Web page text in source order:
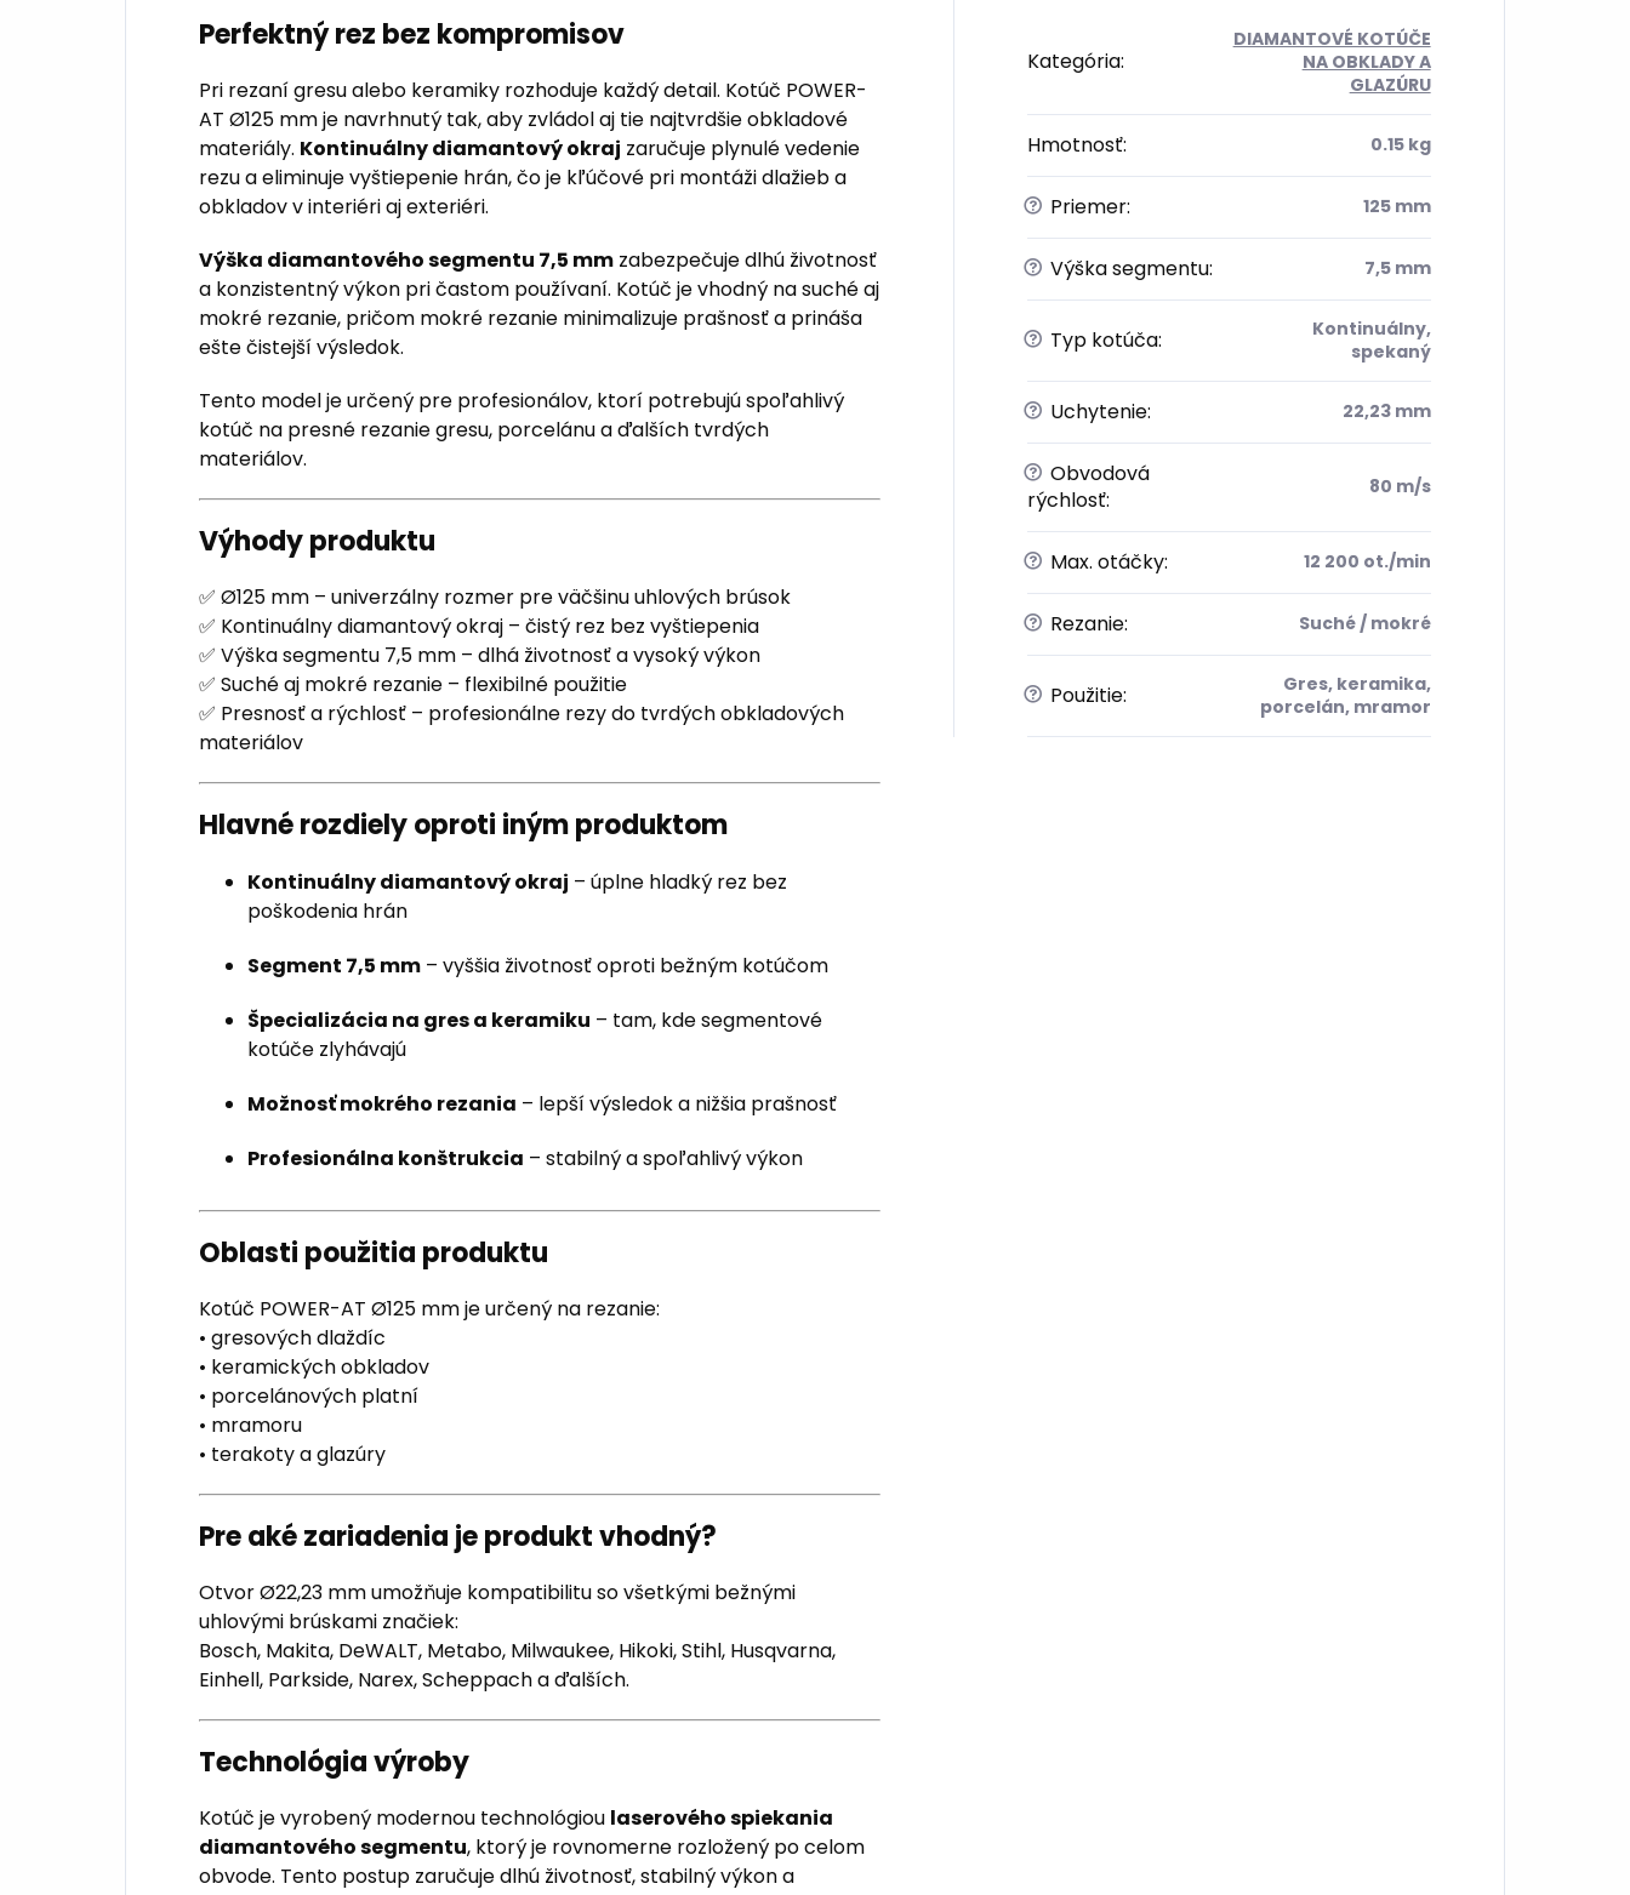
Perfektný rez bez kompromisov
Pri rezaní gresu alebo keramiky rozhoduje každý detail. Kotúč POWER-
AT Ø125 mm je navrhnutý tak, aby zvládol aj tie najtvrdšie obkladové
materiály. Kontinuálny diamantový okraj zaručuje plynulé vedenie
rezu a eliminuje vyštiepenie hrán, čo je kľúčové pri montáži dlažieb a
obkladov v interiéri aj exteriéri.
Výška diamantového segmentu 7,5 mm zabezpečuje dlhú životnosť
a konzistentný výkon pri častom používaní. Kotúč je vhodný na suché aj
mokré rezanie, pričom mokré rezanie minimalizuje prašnosť a prináša
ešte čistejší výsledok.
Tento model je určený pre profesionálov, ktorí potrebujú spoľahlivý
kotúč na presné rezanie gresu, porcelánu a ďalších tvrdých
materiálov.
Výhody produktu
✅ Ø125 mm – univerzálny rozmer pre väčšinu uhlových brúsok
✅ Kontinuálny diamantový okraj – čistý rez bez vyštiepenia
✅ Výška segmentu 7,5 mm – dlhá životnosť a vysoký výkon
✅ Suché aj mokré rezanie – flexibilné použitie
✅ Presnosť a rýchlosť – profesionálne rezy do tvrdých obkladových
materiálov
Hlavné rozdiely oproti iným produktom
Kontinuálny diamantový okraj – úplne hladký rez bez
poškodenia hrán
Segment 7,5 mm – vyššia životnosť oproti bežným kotúčom
Špecializácia na gres a keramiku – tam, kde segmentové
kotúče zlyhávajú
Možnosť mokrého rezania – lepší výsledok a nižšia prašnosť
Profesionálna konštrukcia – stabilný a spoľahlivý výkon
Oblasti použitia produktu
Kotúč POWER-AT Ø125 mm je určený na rezanie:
• gresových dlaždíc
• keramických obkladov
• porcelánových platní
• mramoru
• terakoty a glazúry
Pre aké zariadenia je produkt vhodný?
Otvor Ø22,23 mm umožňuje kompatibilitu so všetkými bežnými
uhlovými brúskami značiek:
Bosch, Makita, DeWALT, Metabo, Milwaukee, Hikoki, Stihl, Husqvarna,
Einhell, Parkside, Narex, Scheppach a ďalších.
Technológia výroby
Kotúč je vyrobený modernou technológiou laserového spiekania
diamantového segmentu, ktorý je rovnomerne rozložený po celom
obvode. Tento postup zaručuje dlhú životnosť, stabilný výkon a
Kategória:
DIAMANTOVÉ KOTÚČE
NA OBKLADY A
GLAZÚRU
Hmotnosť: 0.15 kg
? Priemer: 125 mm
? Výška segmentu: 7,5 mm
? Typ kotúča:
Kontinuálny,
spekaný
? Uchytenie: 22,23 mm
? Obvodová
rýchlosť: 80 m/s
? Max. otáčky: 12 200 ot./min
? Rezanie: Suché / mokré
? Použitie:
Gres, keramika,
porcelán, mramor